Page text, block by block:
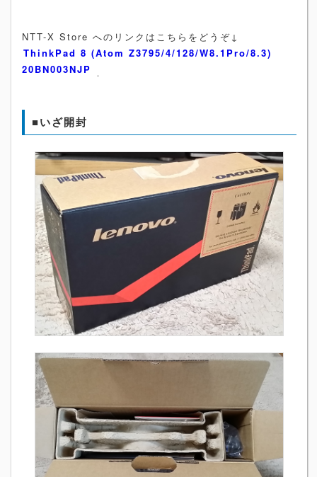
NTT-X Store へのリンクはこちらをどうぞ↓
ThinkPad 8 (Atom Z3795/4/128/W8.1Pro/8.3)
20BN003NJP
■いざ開封